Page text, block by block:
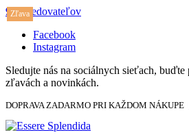
917 sledovateľov
Facebook
Instagram
Sledujte nás na sociálnych sieťach,
zľavách a novinkách.
DOPRAVA ZADARMO PRI KAŽDOM NÁKUPE
Zľava